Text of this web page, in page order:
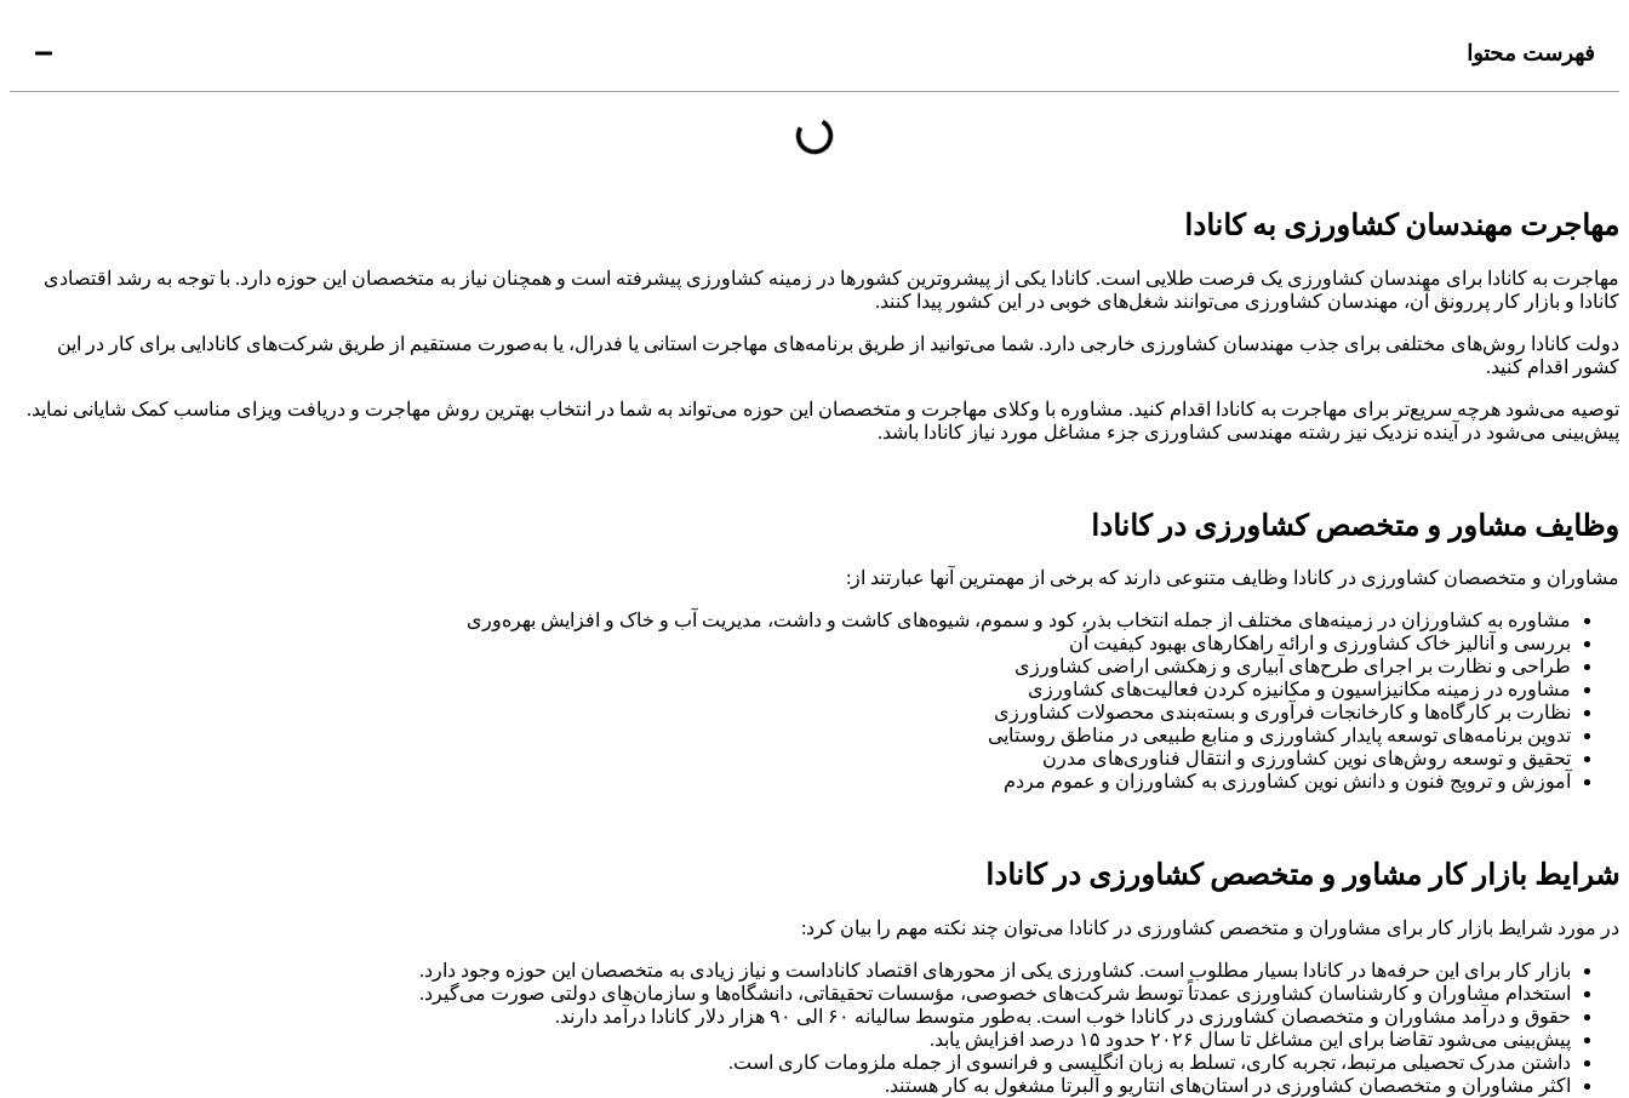
فهرست محتوا
مهاجرت مهندسان کشاورزی به کانادا
مهاجرت به کانادا برای مهندسان کشاورزی یک فرصت طلایی است. کانادا یکی از پیشروترین کشورها در زمینه کشاورزی پیشرفته است و همچنان نیاز به متخصصان این حوزه دارد. با توجه به رشد اقتصادی
کانادا و بازار کار پررونق آن، مهندسان کشاورزی می‌توانند شغل‌های خوبی در این کشور پیدا کنند.
دولت کانادا روش‌های مختلفی برای جذب مهندسان کشاورزی خارجی دارد. شما می‌توانید از طریق برنامه‌های مهاجرت استانی یا فدرال، یا به‌صورت مستقیم از طریق شرکت‌های کانادایی برای کار در این
کشور اقدام کنید.
توصیه می‌شود هرچه سریع‌تر برای مهاجرت به کانادا اقدام کنید. مشاوره با وکلای مهاجرت و متخصصان این حوزه می‌تواند به شما در انتخاب بهترین روش مهاجرت و دریافت ویزای مناسب کمک شایانی نماید.
پیش‌بینی می‌شود در آینده نزدیک نیز رشته مهندسی کشاورزی جزء مشاغل مورد نیاز کانادا باشد.
وظایف مشاور و متخصص کشاورزی در کانادا
مشاوران و متخصصان کشاورزی در کانادا وظایف متنوعی دارند که برخی از مهمترین آنها عبارتند از:
مشاوره به کشاورزان در زمینه‌های مختلف از جمله انتخاب بذر، کود و سموم، شیوه‌های کاشت و داشت، مدیریت آب و خاک و افزایش بهره‌وری
بررسی و آنالیز خاک کشاورزی و ارائه راهکارهای بهبود کیفیت آن
طراحی و نظارت بر اجرای طرح‌های آبیاری و زهکشی اراضی کشاورزی
مشاوره در زمینه مکانیزاسیون و مکانیزه کردن فعالیت‌های کشاورزی
نظارت بر کارگاه‌ها و کارخانجات فرآوری و بسته‌بندی محصولات کشاورزی
تدوین برنامه‌های توسعه پایدار کشاورزی و منابع طبیعی در مناطق روستایی
تحقیق و توسعه روش‌های نوین کشاورزی و انتقال فناوری‌های مدرن
آموزش و ترویج فنون و دانش نوین کشاورزی به کشاورزان و عموم مردم
شرایط بازار کار مشاور و متخصص کشاورزی در کانادا
در مورد شرایط بازار کار برای مشاوران و متخصص کشاورزی در کانادا می‌توان چند نکته مهم را بیان کرد:
بازار کار برای این حرفه‌ها در کانادا بسیار مطلوب است. کشاورزی یکی از محورهای اقتصاد کاناداست و نیاز زیادی به متخصصان این حوزه وجود دارد.
استخدام مشاوران و کارشناسان کشاورزی عمدتاً توسط شرکت‌های خصوصی، مؤسسات تحقیقاتی، دانشگاه‌ها و سازمان‌های دولتی صورت می‌گیرد.
حقوق و درآمد مشاوران و متخصصان کشاورزی در کانادا خوب است. به‌طور متوسط سالیانه ۶۰ الی ۹۰ هزار دلار کانادا درآمد دارند.
پیش‌بینی می‌شود تقاضا برای این مشاغل تا سال ۲۰۲۶ حدود ۱۵ درصد افزایش یابد.
داشتن مدرک تحصیلی مرتبط، تجربه کاری، تسلط به زبان انگلیسی و فرانسوی از جمله ملزومات کاری است.
اکثر مشاوران و متخصصان کشاورزی در استان‌های انتاریو و آلبرتا مشغول به کار هستند.